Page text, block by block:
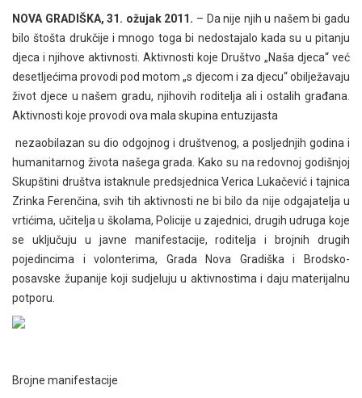
NOVA GRADIŠKA, 31. ožujak 2011. – Da nije njih u našem bi gadu
bilo štošta drukčije i mnogo toga bi nedostajalo kada su u pitanju
djeca i njihove aktivnosti. Aktivnosti koje Društvo „Naša djeca“ već
desetljećima provodi pod motom „s djecom i za djecu“ obilježavaju
život djece u našem gradu, njihovih roditelja ali i ostalih građana.
Aktivnosti koje provodi ova mala skupina entuzijasta
nezaobilazan su dio odgojnog i društvenog, a posljednjih godina i
humanitarnog života našega grada. Kako su na redovnoj godišnjoj
Skupštini društva istaknule predsjednica Verica Lukačević i tajnica
Zrinka Ferenčina, svih tih aktivnosti ne bi bilo da nije odgajatelja u
vrtićima, učitelja u školama, Policije u zajednici, drugih udruga koje
se uključuju u javne manifestacije, roditelja i brojnih drugih
pojedincima i volonterima, Grada Nova Gradiška i Brodsko-
posavske županije koji sudjeluju u aktivnostima i daju materijalnu
potporu.
Brojne manifestacije